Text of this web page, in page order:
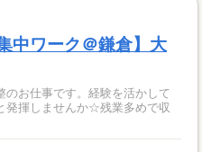
中ワーク＠鎌倉】大
のお仕事です。経験を活かして
発揮しませんか☆残業多めで収